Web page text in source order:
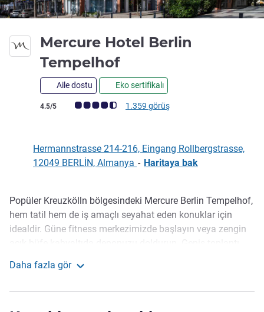
Mercure Hotel Berlin
Tempelhof
Aile dostu Eko sertifikalı
Avis müşterileri puanı (ALL Puanlama)
4.5/5 1.359 görüş
Hermannstrasse 214-216, Eingang Rollbergstrasse,
12049 BERLİN, Almanya - Haritaya bak
Açıklama
Popüler Kreuzkölln bölgesindeki Mercure Berlin Tempelhof,
hem tatil hem de iş amaçlı seyahat eden konuklar için
idealdir. Güne fitness merkezimizde başlayın veya zengin
ortamı sunarken restoranımız ve otel barımız, ferah
Daha fazla gör